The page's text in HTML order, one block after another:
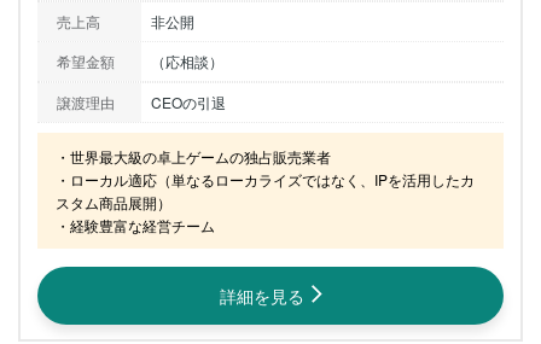
売上高
非公開
希望金額
（応相談）
譲渡理由
CEOの引退
・世界最大級の卓上ゲームの独占販売業者
・ローカル適応（単なるローカライズではなく、IPを活用したカ
スタム商品展開）
・経験豊富な経営チーム
詳細を見る